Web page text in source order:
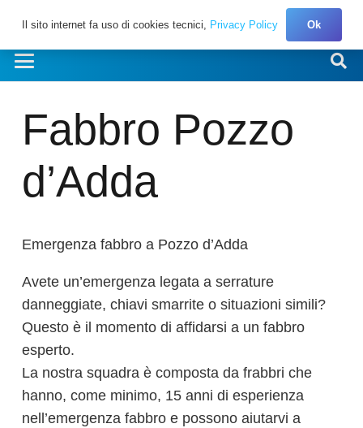
Fabbro Pozzo
d’Adda
Emergenza fabbro a Pozzo d’Adda
Avete un’emergenza legata a serrature
danneggiate, chiavi smarrite o situazioni simili?
Questo è il momento di affidarsi a un fabbro
esperto.
La nostra squadra è composta da frabbri che
hanno, come minimo, 15 anni di esperienza
nell’emergenza fabbro e possono aiutarvi a
Il sito internet fa uso di cookies tecnici, Privacy Policy Ok